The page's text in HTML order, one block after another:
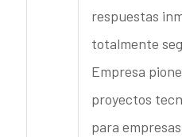
respuestas
totalmente
Empresa
proyectos
para